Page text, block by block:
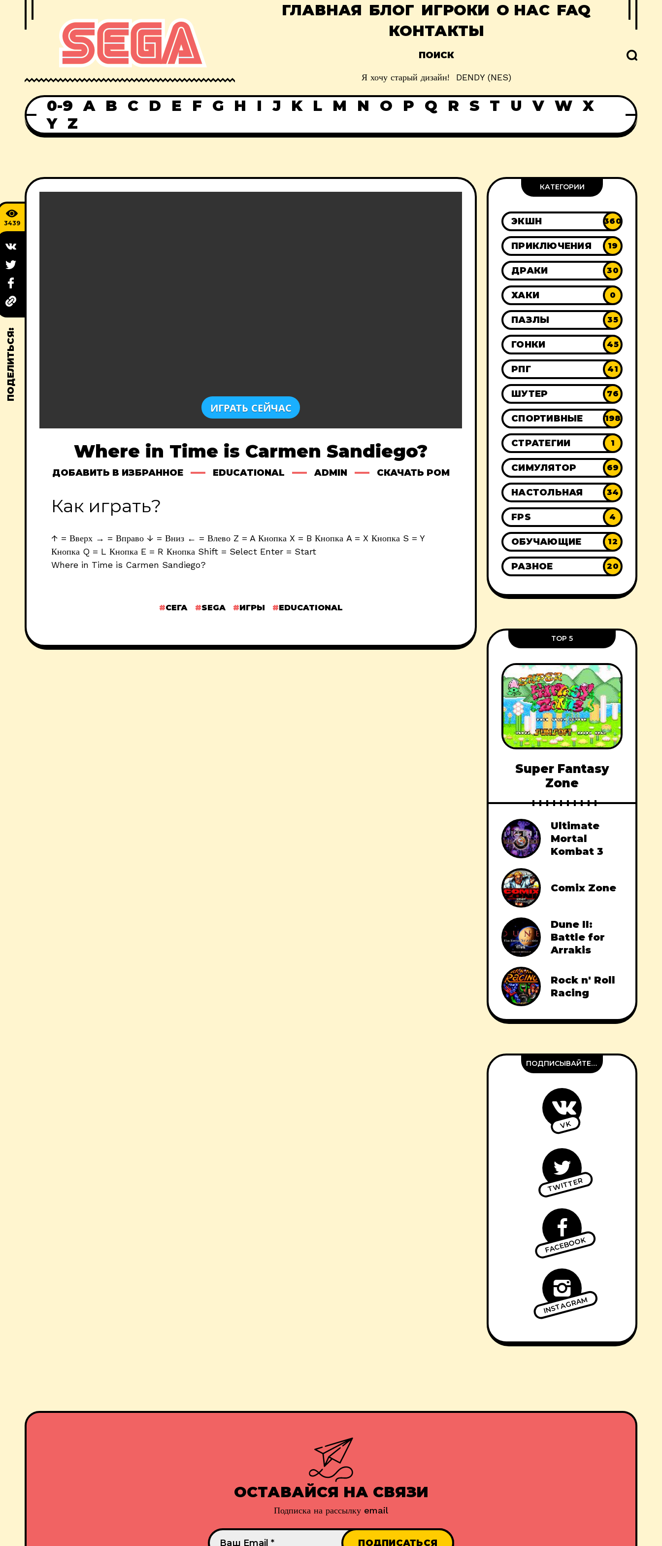
ГЛАВНАЯ БЛОГ ИГРОКИ О НАС FAQ
КОНТАКТЫ
ПОИСК
Я хочу старый дизайн! DENDY (NES)
0-9 A B C D E F G H I J K L M N O P Q R S T U V W X
Y Z
3439
ПОДЕЛИТЬСЯ:
ИГРАТЬ СЕЙЧАС
Where in Time is Carmen Sandiego?
ДОБАВИТЬ В ИЗБРАННОЕ EDUCATIONAL ADMIN СКАЧАТЬ РОМ
Как играть?
↑ = Вверх → = Вправо ↓ = Вниз ← = Влево Z = A Кнопка X = B Кнопка A = X Кнопка S = Y
Кнопка Q = L Кнопка E = R Кнопка Shift = Select Enter = Start
Where in Time is Carmen Sandiego?
СЕГА SEGA ИГРЫ EDUCATIONAL
КАТЕГОРИИ
ЭКШН 360
ПРИКЛЮЧЕНИЯ 19
ДРАКИ 30
ХАКИ 0
ПАЗЛЫ 35
ГОНКИ 45
РПГ 41
ШУТЕР 76
СПОРТИВНЫЕ 198
СТРАТЕГИИ 1
СИМУЛЯТОР 69
НАСТОЛЬНАЯ 34
FPS 4
ОБУЧАЮЩИЕ 12
РАЗНОЕ 20
TOP 5
Super Fantasy
Zone
Ultimate
Mortal
Kombat 3
Comix Zone
Dune II:
Battle for
Arrakis
Rock n' Roll
Racing
ПОДПИСЫВАЙТЕСЬ
VK
TWITTER
FACEBOOK
INSTAGRAM
ОСТАВАЙСЯ НА СВЯЗИ
Подписка на рассылку email